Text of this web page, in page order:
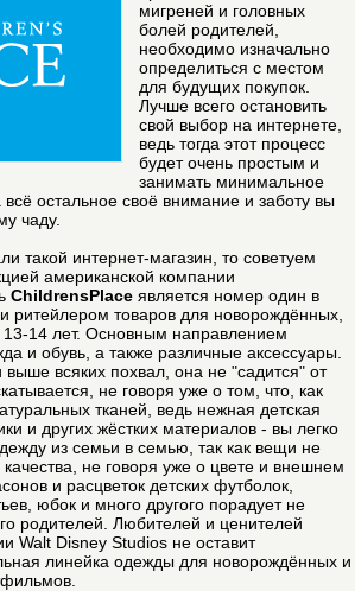
мигреней и головных
болей родителей,
необходимо изначально
определиться с местом
для будущих покупок.
Лучше всего остановить
свой выбор на интернете,
ведь тогда этот процесс
будет очень простым и
занимать минимальное
остальное своё внимание и заботу вы
чаду.
такой интернет-магазин, то советуем
американской компании
ChildrensPlace является номер один в
ритейлером товаров для новорождённых,
13-14 лет. Основным направлением
и обувь, а также различные аксессуары.
выше всяких похвал, она не "садится" от
не говоря уже о том, что, как
тканей, ведь нежная детская
и других жёстких материалов - вы легко
из семьи в семью, так как вещи не
не говоря уже о цвете и внешнем
и расцветок детских футболок,
юбок и много другого порадует не
родителей. Любителей и ценителей
Walt Disney Studios не оставит
линейка одежды для новорождённых и